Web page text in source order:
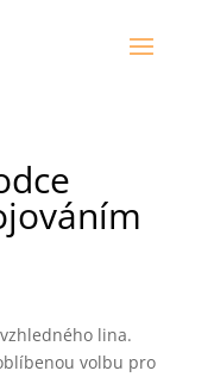
lina.
volbu pro